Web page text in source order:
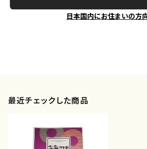
日本国内にお住まいの方
最近チェックした商品